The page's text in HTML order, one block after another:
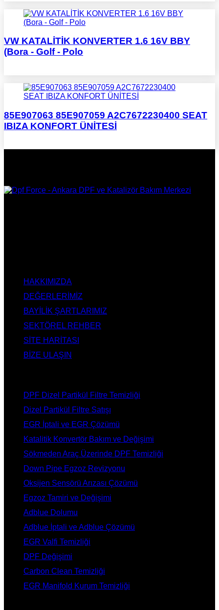
VW KATALİTİK KONVERTER 1.6 16V BBY
(Bora - Golf - Polo
85E907063 85E907059 A2C7672230400 SEAT
IBIZA KONFORT ÜNİTESİ
HAKKIMIZDA
DEĞERLERİMİZ
BAYİLİK ŞARTLARIMIZ
SEKTÖREL REHBER
SİTE HARİTASI
BİZE ULAŞIN
DPF Dizel Partikül Filtre Temizliği
Dizel Partikül Filtre Satışı
EGR İptali ve EGR Çözümü
Katalitik Konvertör Bakım ve Değişimi
Sökmeden Araç Üzerinde DPF Temizliği
Down Pipe Egzoz Revizyonu
Oksijen Sensörü Arızası Çözümü
Egzoz Tamiri ve Değişimi
Adblue Dolumu
Adblue İptali ve Adblue Çözümü
EGR Valfi Temizliği
DPF Değişimi
Carbon Clean Temizliği
EGR Manifold Kurum Temizliği